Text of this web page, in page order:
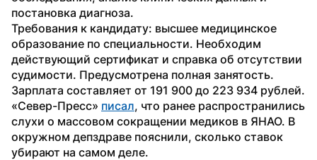
постановка диагноза.
Требования к кандидату: высшее медицинское
образование по специальности. Необходим
действующий сертификат и справка об отсутствии
судимости. Предусмотрена полная занятость.
Зарплата составляет от 191 900 до 223 934 рублей.
«Север-Пресс» писал, что ранее распространились
слухи о массовом сокращении медиков в ЯНАО. В
окружном депздраве пояснили, сколько ставок
убирают на самом деле.